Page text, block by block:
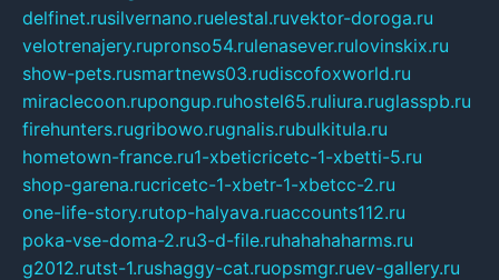
delfinet.rusilvernano.ruelestal.ruvektor-doroga.ru
velotrenajery.rupronso54.rulenasever.rulovinskix.ru
show-pets.rusmartnews03.rudiscofoxworld.ru
miraclecoon.rupongup.ruhostel65.ruliura.ruglasspb.ru
firehunters.rugribowo.rugnalis.rubulkitula.ru
hometown-france.ru1-xbeticricetc-1-xbetti-5.ru
shop-garena.rucricetc-1-xbetr-1-xbetcc-2.ru
one-life-story.rutop-halyava.ruaccounts112.ru
poka-vse-doma-2.ru3-d-file.ruhahahaharms.ru
g2012.rutst-1.rushaggy-cat.ruopsmgr.ruev-gallery.ru